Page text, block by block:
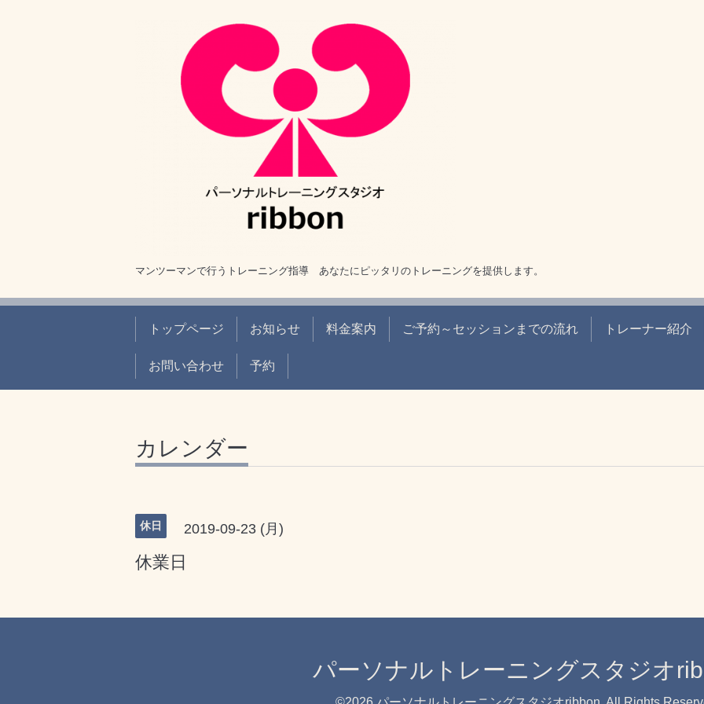
マンツーマンで行うトレーニング指導 あなたにピッタリのトレーニングを提供します。
トップページ お知らせ 料金案内 ご予約～セッションまでの流れ トレーナー紹介
お問い合わせ 予約
カレンダー
休日 2019-09-23 (月)
休業日
パーソナルトレーニングスタジオ